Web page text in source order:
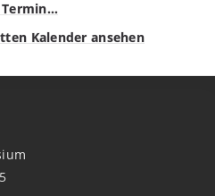
Termin…
Kalender ansehen